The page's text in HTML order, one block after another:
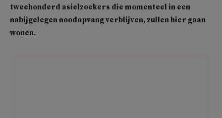
tweehonderd asielzoekers die momenteel in een
nabijgelegen noodopvang verblijven, zullen hier gaan
wonen.